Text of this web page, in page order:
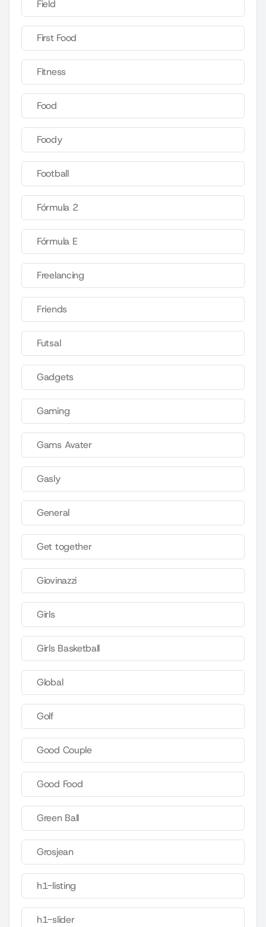
Field
First Food
Fitness
Food
Foody
Football
Fórmula 2
Fórmula E
Freelancing
Friends
Futsal
Gadgets
Gaming
Gams Avater
Gasly
General
Get together
Giovinazzi
Girls
Girls Basketball
Global
Golf
Good Couple
Good Food
Green Ball
Grosjean
h1-listing
h1-slider